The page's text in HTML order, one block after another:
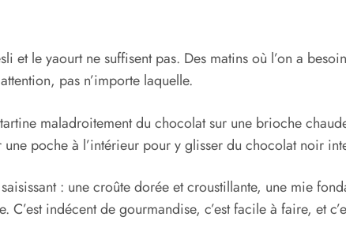
et le yaourt ne suffisent pas. Des matins où l’on a
pas n’importe laquelle.
maladroitement du chocolat sur une brioche
poche à l’intérieur pour y glisser du chocolat noir
saisissant : une croûte dorée et croustillante, une mie
C’est indécent de gourmandise, c’est facile à faire, et